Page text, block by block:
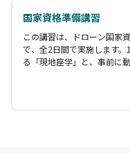
国家資格準備講習
この講習は、ドローン国家
で、全2日間で実施します
る「現地座学」と、事前に
識を学ぶことができます。
め、スクールに来る日を減
作や安全運航の法律など国
目は実技講習で、インス